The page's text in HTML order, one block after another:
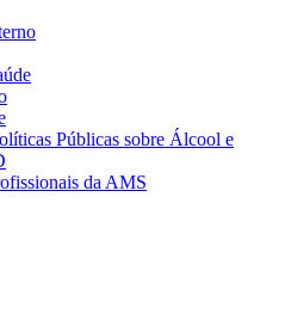
Públicas sobre Álcool e
da AMS